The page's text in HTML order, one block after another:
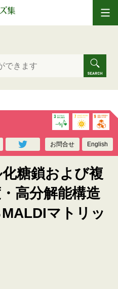
質の高感度・高分解能構造解析を実現す
お問合せ English
糖鎖および複
高分解能構造
マトリッ